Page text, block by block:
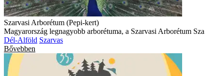
Szarvasi Arborétum (Pepi-kert)
Magyarország legnagyobb arborétuma, a Szarvasi Arborétum Sza
Dél-Alföld Szarvas
Bővebben